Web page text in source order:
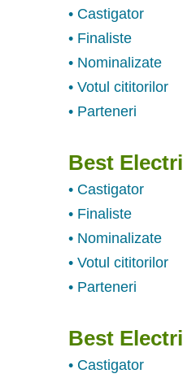
• Castigator
• Finaliste
• Nominalizate
• Votul cititorilor
• Parteneri
Best
• Castigator
• Finaliste
• Nominalizate
• Votul cititorilor
• Parteneri
Best
• Castigator